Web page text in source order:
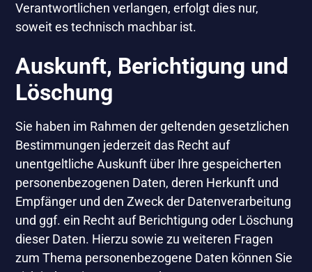
Verantwortlichen verlangen, erfolgt dies nur,
soweit es technisch machbar ist.
Auskunft, Berichtigung und
Löschung
Sie haben im Rahmen der geltenden gesetzlichen
Bestimmungen jederzeit das Recht auf
unentgeltliche Auskunft über Ihre gespeicherten
personenbezogenen Daten, deren Herkunft und
Empfänger und den Zweck der Datenverarbeitung
und ggf. ein Recht auf Berichtigung oder Löschung
dieser Daten. Hierzu sowie zu weiteren Fragen
zum Thema personenbezogene Daten können Sie